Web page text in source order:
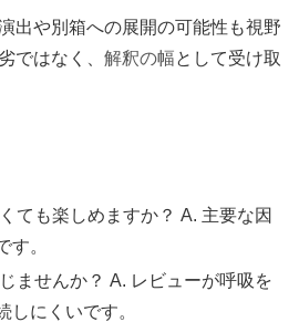
出や別箱への展開の可能性も視野
ではなく、 解釈の幅として受け取
ても楽しめますか？ A. 主要な因
す。
ませんか？ A. レビューが呼吸を
しにくいです。